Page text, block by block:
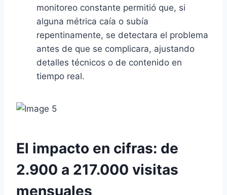
monitoreo constante permitió que, si
alguna métrica caía o subía
repentinamente, se detectara el problema
antes de que se complicara, ajustando
detalles técnicos o de contenido en
tiempo real.
El impacto en cifras: de
2.900 a 217.000 visitas
mensuales